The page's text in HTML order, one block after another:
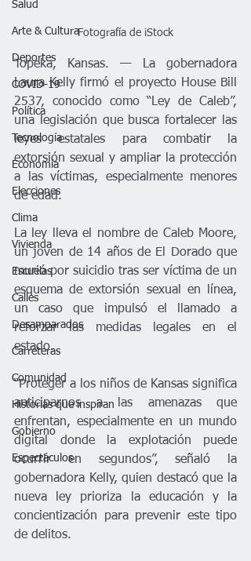
Salud
Arte & Cultura
Deportes
COVID-19
Política
Tecnología
Economía
Elecciones
Clima
Vivienda
Escuelas
Calles
Desamparados
Carreteras
Comunidad
Historias que inspiran
Gobierno
Espectáculos
Fotografía de iStock
Topeka, Kansas. — La gobernadora
Laura Kelly firmó el proyecto House Bill
2537, conocido como “Ley de Caleb”,
una legislación que busca fortalecer las
leyes estatales para combatir la
extorsión sexual y ampliar la protección
a las víctimas, especialmente menores
de edad.
La ley lleva el nombre de Caleb Moore,
un joven de 14 años de El Dorado que
murió por suicidio tras ser víctima de un
esquema de extorsión sexual en línea,
un caso que impulsó el llamado a
reforzar las medidas legales en el
estado.
“Proteger a los niños de Kansas significa
anticiparnos a las amenazas que
enfrentan, especialmente en un mundo
digital donde la explotación puede
ocurrir en segundos”, señaló la
gobernadora Kelly, quien destacó que la
nueva ley prioriza la educación y la
concientización para prevenir este tipo
de delitos.